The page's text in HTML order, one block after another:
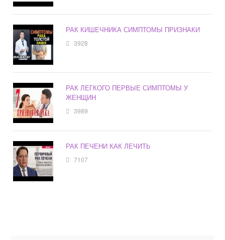
РАК КИШЕЧНИКА СИМПТОМЫ ПРИЗНАКИ
3928
РАК ЛЕГКОГО ПЕРВЫЕ СИМПТОМЫ У
ЖЕНЩИН
3989
РАК ПЕЧЕНИ КАК ЛЕЧИТЬ
7107